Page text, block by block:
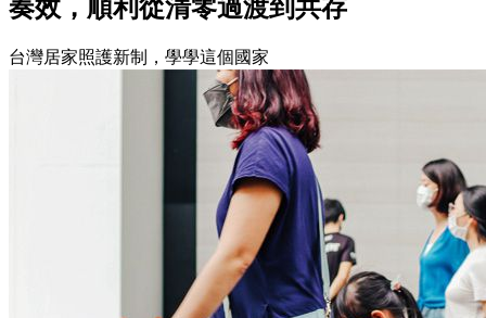
奏效，順利從清零過渡到共存
台灣居家照護新制，學學這個國家